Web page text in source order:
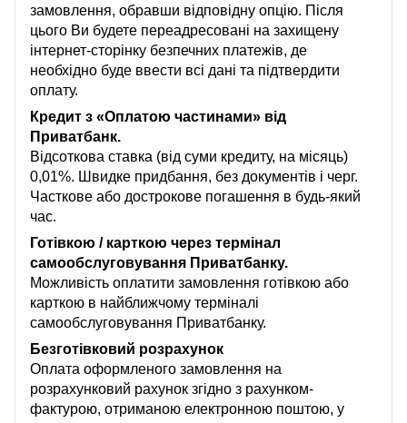
замовлення, обравши відповідну опцію. Після
цього Ви будете переадресовані на захищену
інтернет-сторінку безпечних платежів, де
необхідно буде ввести всі дані та підтвердити
оплату.
Кредит з «Оплатою частинами» від
Приватбанк.
Відсоткова ставка (від суми кредиту, на місяць)
0,01%. Швидке придбання, без документів і черг.
Часткове або дострокове погашення в будь-який
час.
Готівкою / карткою через термінал
самообслуговування Приватбанку.
Можливість оплатити замовлення готівкою або
карткою в найближчому терміналі
самообслуговування Приватбанку.
Безготівковий розрахунок
Оплата оформленого замовлення на
розрахунковий рахунок згідно з рахунком-
фактурою, отриманою електронною поштою, у